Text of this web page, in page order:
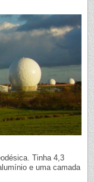
Tinha 4,3
e uma camada